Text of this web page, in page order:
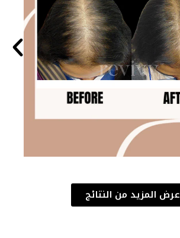
عرض المزيد من النتائج